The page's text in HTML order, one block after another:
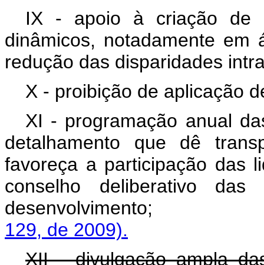
IX - apoio à criação de
dinâmicos, notadamente em
redução das disparidades
X - proibição de aplicação
XI - programação anual
detalhamento que dê
favoreça a participação das
conselho deliberativo
129, de 2009).
XII - divulgação ampla